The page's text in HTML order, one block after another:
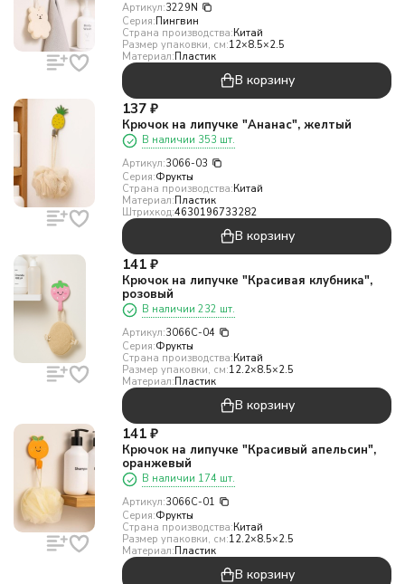
Артикул:3229N
Серия:Пингвин
Страна производства:Китай
Размер упаковки, см:12×8.5×2.5
Материал:Пластик
В корзину
137 ₽
Крючок на липучке "Ананас", желтый
В наличии 353 шт.
Артикул:3066-03
Серия:Фрукты
Страна производства:Китай
Материал:Пластик
Штрихкод:4630196733282
В корзину
141 ₽
Крючок на липучке "Красивая клубника",
розовый
В наличии 232 шт.
Артикул:3066C-04
Серия:Фрукты
Страна производства:Китай
Размер упаковки, см:12.2×8.5×2.5
Материал:Пластик
В корзину
141 ₽
Крючок на липучке "Красивый апельсин",
оранжевый
В наличии 174 шт.
Артикул:3066C-01
Серия:Фрукты
Страна производства:Китай
Размер упаковки, см:12.2×8.5×2.5
Материал:Пластик
В корзину